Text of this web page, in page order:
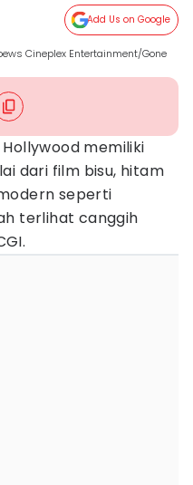
Add Us on Google
Cineplex Entertainment/Gone
memiliki
dari film bisu, hitam
seperti
terlihat canggih